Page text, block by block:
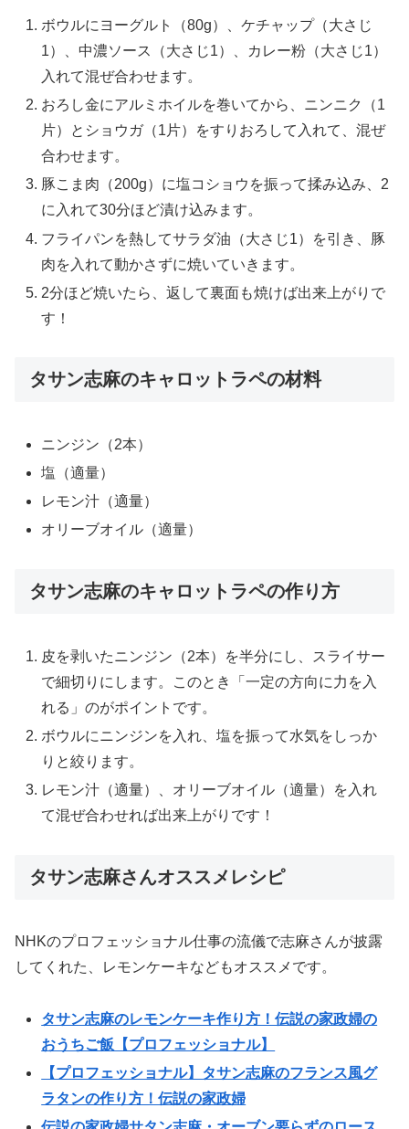
ボウルにヨーグルト（80g）、ケチャップ（大さじ
1）、中濃ソース（大さじ1）、カレー粉（大さじ1）
入れて混ぜ合わせます。
おろし金にアルミホイルを巻いてから、ニンニク（1
片）とショウガ（1片）をすりおろして入れて、混ぜ
合わせます。
豚こま肉（200g）に塩コショウを振って揉み込み、2
に入れて30分ほど漬け込みます。
フライパンを熱してサラダ油（大さじ1）を引き、豚
肉を入れて動かさずに焼いていきます。
2分ほど焼いたら、返して裏面も焼けば出来上がりで
す！
タサン志麻のキャロットラペの材料
ニンジン（2本）
塩（適量）
レモン汁（適量）
オリーブオイル（適量）
タサン志麻のキャロットラペの作り方
皮を剥いたニンジン（2本）を半分にし、スライサー
で細切りにします。このとき「一定の方向に力を入
れる」のがポイントです。
ボウルにニンジンを入れ、塩を振って水気をしっか
りと絞ります。
レモン汁（適量）、オリーブオイル（適量）を入れ
て混ぜ合わせれば出来上がりです！
タサン志麻さんオススメレシピ
NHKのプロフェッショナル仕事の流儀で志麻さんが披露
してくれた、レモンケーキなどもオススメです。
タサン志麻のレモンケーキ作り方！伝説の家政婦の
おうちご飯【プロフェッショナル】
【プロフェッショナル】タサン志麻のフランス風グ
ラタンの作り方！伝説の家政婦